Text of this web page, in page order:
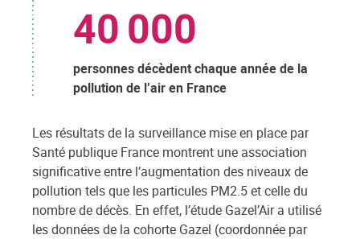
40 000
personnes décèdent chaque année de la
pollution de l’air en France
Les résultats de la surveillance mise en place par
Santé publique France montrent une association
significative entre l’augmentation des niveaux de
pollution tels que les particules PM2.5 et celle du
nombre de décès. En effet, l’étude Gazel’Air a utilisé
les données de la cohorte Gazel (coordonnée par